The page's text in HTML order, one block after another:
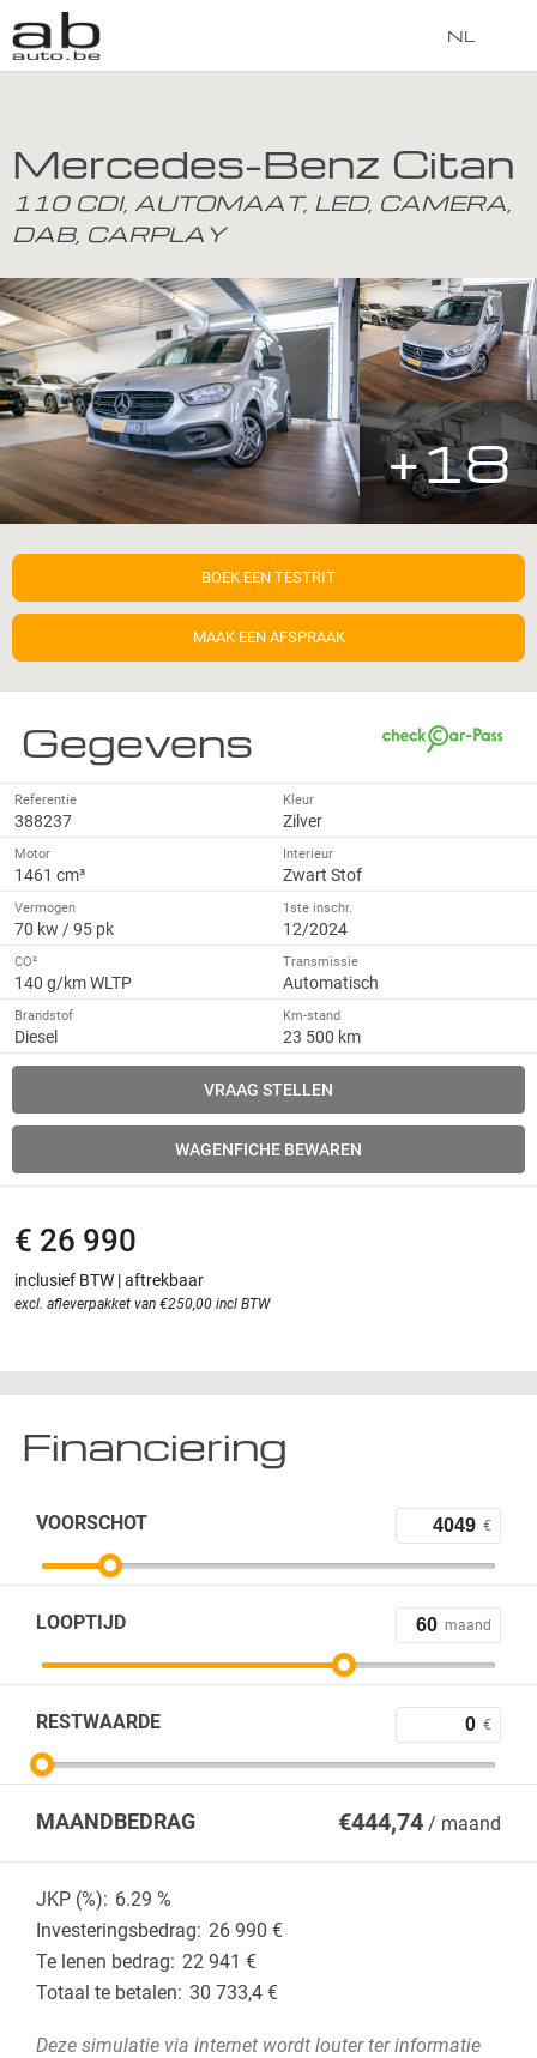
NL
Mercedes-Benz Citan
110 CDI, AUTOMAAT, LED, CAMERA,
DAB, CARPLAY
+18
BOEK EEN TESTRIT
MAAK EEN AFSPRAAK
Gegevens
Referentie
388237
Motor
1461 cm³
Vermogen
70 kw / 95 pk
CO²
140 g/km WLTP
Brandstof
Diesel
Kleur
Zilver
Interieur
Zwart Stof
1ste inschr.
12/2024
Transmissie
Automatisch
Km-stand
23 500 km
VRAAG STELLEN
WAGENFICHE BEWAREN
€ 26 990
inclusief BTW | aftrekbaar
excl. afleverpakket van €250,00 incl BTW
Financiering
VOORSCHOT €
LOOPTIJD maand
RESTWAARDE €
MAANDBEDRAG €444,74 / maand
JKP (%): 6.29 %
Investeringsbedrag: 26 990 €
Te lenen bedrag: 22 941 €
Totaal te betalen: 30 733,4 €
Deze simulatie via internet wordt louter ter informatie